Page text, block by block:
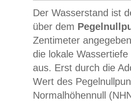
Der Wasserstand ist
über dem
Zentimeter
die lokale
aus. Erst durch die
Wert des
Normalhöhennull